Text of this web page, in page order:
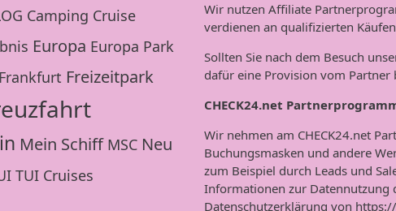
Camping Cruise
Europa Europa Park
Frankfurt Freizeitpark
Mein Schiff MSC Neu
TUI Cruises
Wir nutzen Affiliate
verdienen an qualifizierten
Sollten Sie nach dem Besuch
dafür eine Provision vom
CHECK24.net
Wir nehmen am CHECK24.net
Buchungsmasken und andere
zum Beispiel durch Leads und
Informationen zur Datennutzung
Datenschutzerklärung von